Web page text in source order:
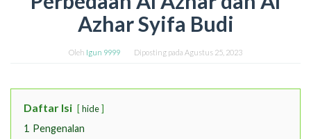
Azhar Syifa Budi
Oleh Igun 9999 Diposting pada Agustus 25, 2023
Daftar Isi hide
1 Pengenalan